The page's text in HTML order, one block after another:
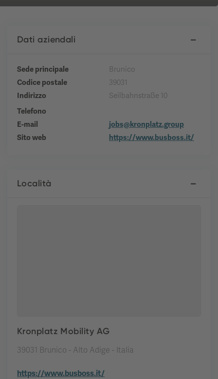
Dati aziendali
Sede principale
Brunico
Codice postale
39031
Indirizzo
Seilbahnstraße 10
Telefono
E-mail
jobs@kronplatz.group
Sito web
https://www.busboss.it/
Località
Kronplatz Mobility AG
39031 Brunico - Alto Adige - Italia
https://www.busboss.it/